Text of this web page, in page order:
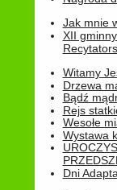
Jak mnie
XII
Witamy
Drzewa
Bądź
Rejs
Wesołe
Wystawa
Dni